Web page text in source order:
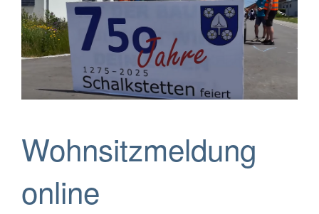
Wohnsitzmeldung
online